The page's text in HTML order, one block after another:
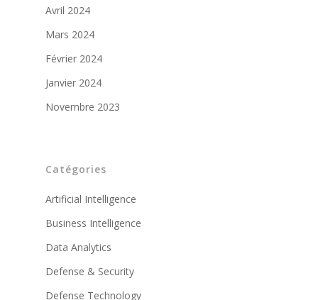
Avril 2024
Mars 2024
Février 2024
Janvier 2024
Novembre 2023
Catégories
Artificial Intelligence
Business Intelligence
Data Analytics
Defense & Security
Defense Technology